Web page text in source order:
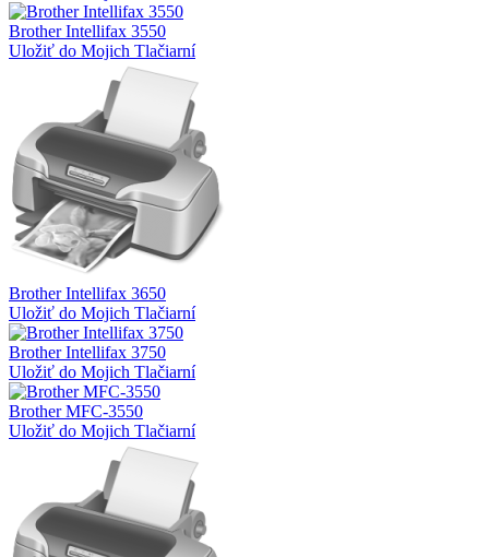
Brother Intellifax 3550
Uložiť do Mojich Tlačiarní
Brother Intellifax 3650
Uložiť do Mojich Tlačiarní
Brother Intellifax 3750
Uložiť do Mojich Tlačiarní
Brother MFC-3550
Uložiť do Mojich Tlačiarní